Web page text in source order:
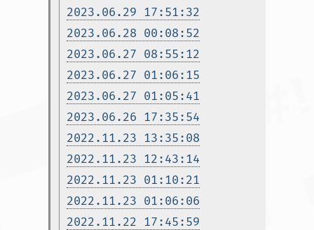
2023.06.29 17:51:32
2023.06.28 00:08:52
2023.06.27 08:55:12
2023.06.27 01:06:15
2023.06.27 01:05:41
2023.06.26 17:35:54
2022.11.23 13:35:08
2022.11.23 12:43:14
2022.11.23 01:10:21
2022.11.23 01:06:06
2022.11.22 17:45:59